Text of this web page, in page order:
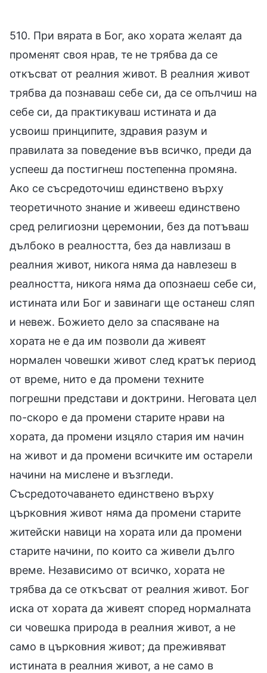
510. При вярата в Бог, ако хората желаят да
променят своя нрав, те не трябва да се
откъсват от реалния живот. В реалния живот
трябва да познаваш себе си, да се опълчиш на
себе си, да практикуваш истината и да
усвоиш принципите, здравия разум и
правилата за поведение във всичко, преди да
успееш да постигнеш постепенна промяна.
Ако се съсредоточиш единствено върху
теоретичното знание и живееш единствено
сред религиозни церемонии, без да потъваш
дълбоко в реалността, без да навлизаш в
реалния живот, никога няма да навлезеш в
реалността, никога няма да опознаеш себе си,
истината или Бог и завинаги ще останеш сляп
и невеж. Божието дело за спасяване на
хората не е да им позволи да живеят
нормален човешки живот след кратък период
от време, нито е да промени техните
погрешни представи и доктрини. Неговата цел
по-скоро е да промени старите нрави на
хората, да промени изцяло стария им начин
на живот и да промени всичките им остарели
начини на мислене и възгледи.
Съсредоточаването единствено върху
църковния живот няма да промени старите
житейски навици на хората или да промени
старите начини, по които са живели дълго
време. Независимо от всичко, хората не
трябва да се откъсват от реалния живот. Бог
иска от хората да живеят според нормалната
си човешка природа в реалния живот, а не
само в църковния живот; да преживяват
истината в реалния живот, а не само в